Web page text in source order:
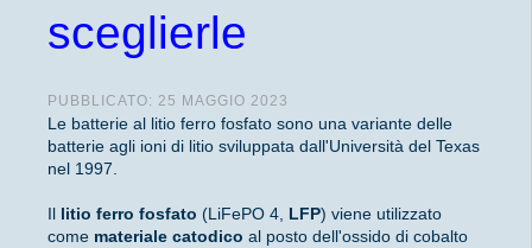
sceglierle
PUBBLICATO: 25 MAGGIO 2023
Le batterie al litio ferro fosfato sono una variante delle
batterie agli ioni di litio sviluppata dall'Università del Texas
nel 1997.
Il litio ferro fosfato (LiFePO 4, LFP) viene utilizzato
come materiale catodico al posto dell'ossido di cobalto